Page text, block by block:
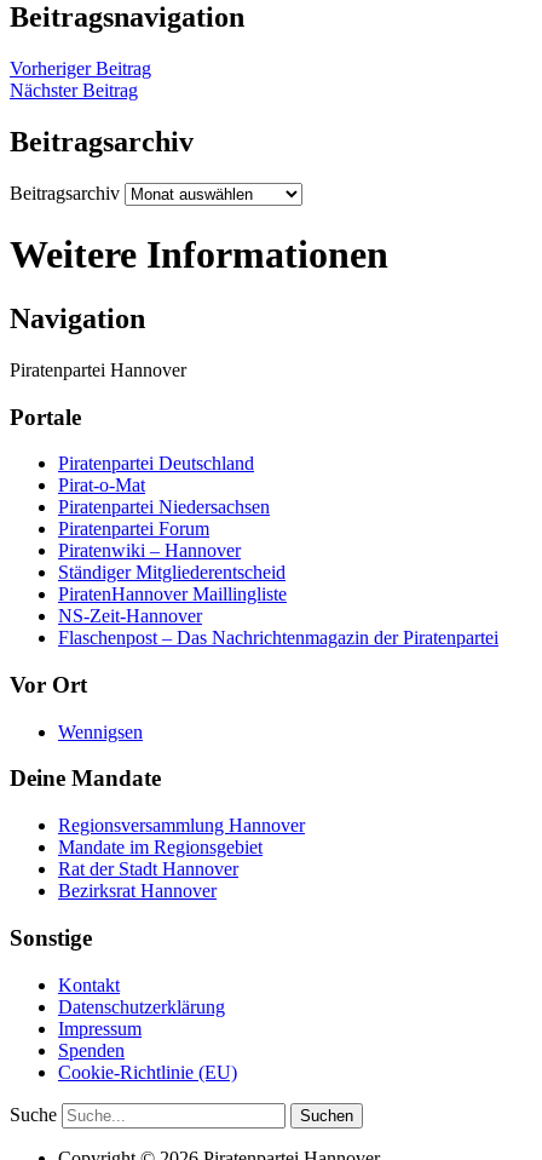
Beitragsnavigation
Vorheriger Beitrag
Nächster Beitrag
Beitragsarchiv
Beitragsarchiv
Weitere Informationen
Navigation
Piratenpartei Hannover
Portale
Piratenpartei Deutschland
Pirat-o-Mat
Piratenpartei Niedersachsen
Piratenpartei Forum
Piratenwiki – Hannover
Ständiger Mitgliederentscheid
PiratenHannover Maillingliste
NS-Zeit-Hannover
Flaschenpost – Das Nachrichtenmagazin der Piratenpartei
Vor Ort
Wennigsen
Deine Mandate
Regionsversammlung Hannover
Mandate im Regionsgebiet
Rat der Stadt Hannover
Bezirksrat Hannover
Sonstige
Kontakt
Datenschutzerklärung
Impressum
Spenden
Cookie-Richtlinie (EU)
Suche